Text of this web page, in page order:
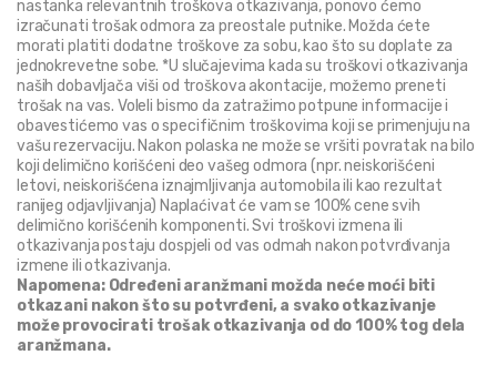
nastanka relevantnih troškova otkazivanja, ponovo ćemo
izračunati trošak odmora za preostale putnike. Možda ćete
morati platiti dodatne troškove za sobu, kao što su doplate za
jednokrevetne sobe. *U slučajevima kada su troškovi otkazivanja
naših dobavljača viši od troškova akontacije, možemo preneti
trošak na vas. Voleli bismo da zatražimo potpune informacije i
obavestićemo vas o specifičnim troškovima koji se primenjuju na
vašu rezervaciju. Nakon polaska ne može se vršiti povratak na bilo
koji delimično korišćeni deo vašeg odmora (npr. neiskorišćeni
letovi, neiskorišćena iznajmljivanja automobila ili kao rezultat
ranijeg odjavljivanja) Naplaćivat će vam se 100% cene svih
delimično korišćenih komponenti. Svi troškovi izmena ili
otkazivanja postaju dospjeli od vas odmah nakon potvrđivanja
izmene ili otkazivanja.
Napomena: Određeni aranžmani možda neće moći biti
otkazani nakon što su potvrđeni, a svako otkazivanje
može provocirati trošak otkazivanja od do 100% tog dela
aranžmana.